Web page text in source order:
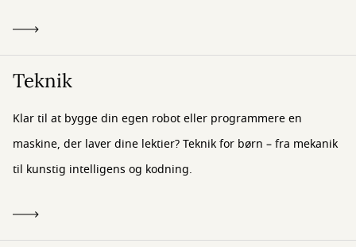
Teknik
Klar til at bygge din egen robot eller programmere en
maskine, der laver dine lektier? Teknik for børn – fra mekanik
til kunstig intelligens og kodning.